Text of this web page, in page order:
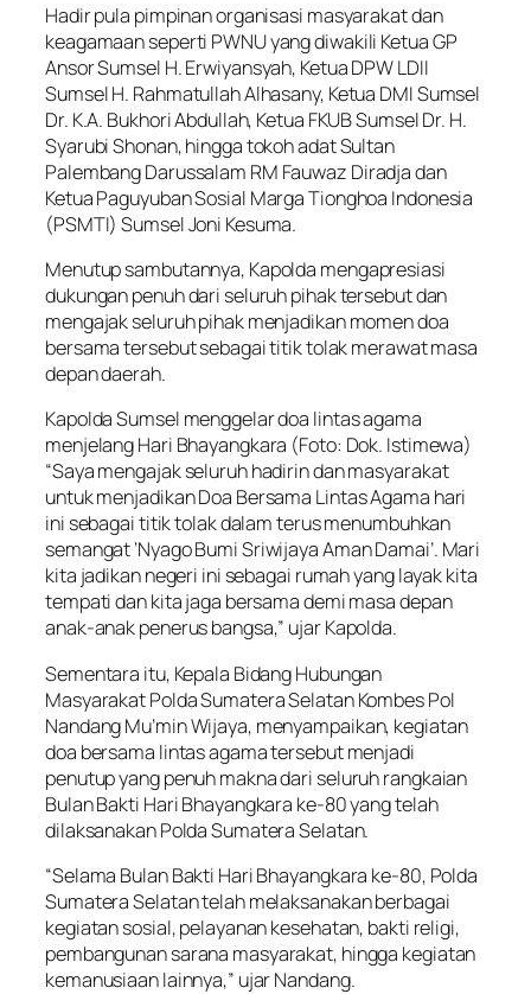
Hadir pula pimpinan organisasi masyarakat dan
keagamaan seperti PWNU yang diwakili Ketua GP
Ansor Sumsel H. Erwiyansyah, Ketua DPW LDII
Sumsel H. Rahmatullah Alhasany, Ketua DMI Sumsel
Dr. K.A. Bukhori Abdullah, Ketua FKUB Sumsel Dr. H.
Syarubi Shonan, hingga tokoh adat Sultan
Palembang Darussalam RM Fauwaz Diradja dan
Ketua Paguyuban Sosial Marga Tionghoa Indonesia
(PSMTI) Sumsel Joni Kesuma.
Menutup sambutannya, Kapolda mengapresiasi
dukungan penuh dari seluruh pihak tersebut dan
mengajak seluruh pihak menjadikan momen doa
bersama tersebut sebagai titik tolak merawat masa
depan daerah.
Kapolda Sumsel menggelar doa lintas agama
menjelang Hari Bhayangkara (Foto: Dok. Istimewa)
“Saya mengajak seluruh hadirin dan masyarakat
untuk menjadikan Doa Bersama Lintas Agama hari
ini sebagai titik tolak dalam terus menumbuhkan
semangat ‘Nyago Bumi Sriwijaya Aman Damai’. Mari
kita jadikan negeri ini sebagai rumah yang layak kita
tempati dan kita jaga bersama demi masa depan
anak-anak penerus bangsa,” ujar Kapolda.
Sementara itu, Kepala Bidang Hubungan
Masyarakat Polda Sumatera Selatan Kombes Pol
Nandang Mu’min Wijaya, menyampaikan, kegiatan
doa bersama lintas agama tersebut menjadi
penutup yang penuh makna dari seluruh rangkaian
Bulan Bakti Hari Bhayangkara ke-80 yang telah
dilaksanakan Polda Sumatera Selatan.
“Selama Bulan Bakti Hari Bhayangkara ke-80, Polda
Sumatera Selatan telah melaksanakan berbagai
kegiatan sosial, pelayanan kesehatan, bakti religi,
pembangunan sarana masyarakat, hingga kegiatan
kemanusiaan lainnya,” ujar Nandang.